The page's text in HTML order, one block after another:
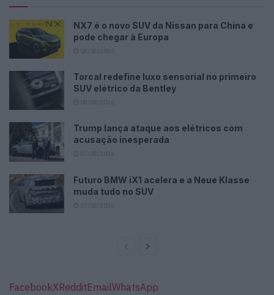
NX7 é o novo SUV da Nissan para China e
pode chegar à Europa
Torcal redefine luxo sensorial no primeiro
SUV elétrico da Bentley
Trump lança ataque aos elétricos com
acusação inesperada
Futuro BMW iX1 acelera e a Neue Klasse
muda tudo no SUV
FacebookXRedditEmailWhatsApp